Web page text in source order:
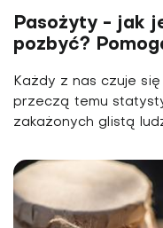
Pasożyty - jak
pozbyć?
Każdy z nas czuje
przeczą temu
zakażonych glistą